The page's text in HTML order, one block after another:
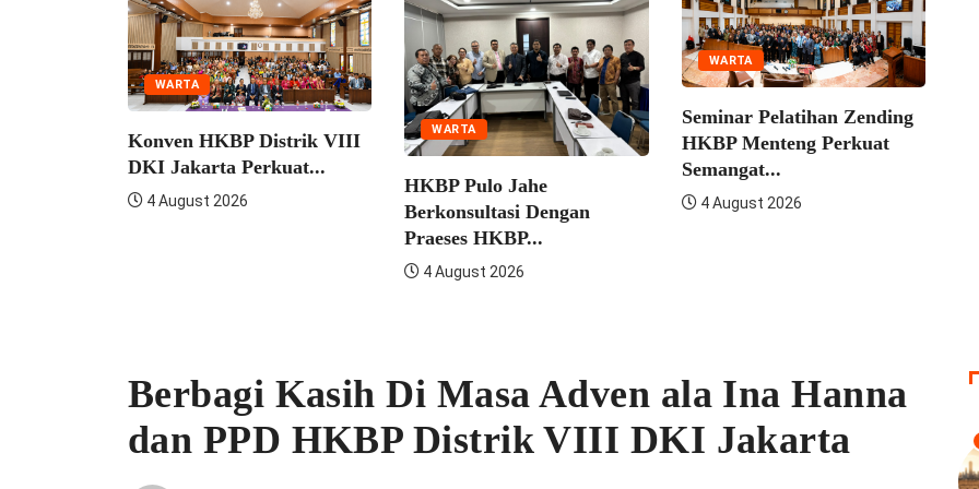
Konven HKBP Distrik VIII
DKI Jakarta Perkuat...
4 August 2026
HKBP Pulo Jahe
Berkonsultasi Dengan
Praeses HKBP...
4 August 2026
WARTA
Seminar Pelatihan Zending
HKBP Menteng Perkuat
4 August 2026
WARTA
Konven
Berbagi Kasih Di Masa Adven ala Ina Hanna
dan PPD HKBP Distrik VIII DKI Jakarta